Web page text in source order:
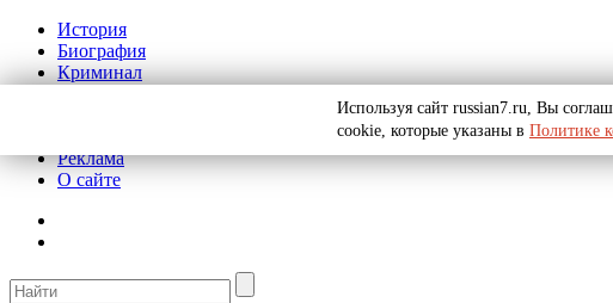
История
Биография
Криминал
Реклама
О сайте
Используя сайт russian7.ru, Вы
cookie, которые указаны в Политике